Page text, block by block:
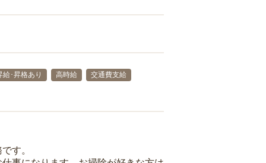
給･昇格あり 高時給
交通費支給
す。